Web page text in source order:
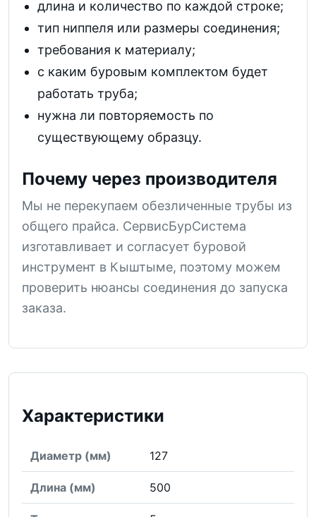
длина и количество по каждой строке;
тип ниппеля или размеры соединения;
требования к материалу;
с каким буровым комплектом будет
работать труба;
нужна ли повторяемость по
существующему образцу.
Почему через производителя
Мы не перекупаем обезличенные трубы из
общего прайса. СервисБурСистема
изготавливает и согласует буровой
инструмент в Кыштыме, поэтому можем
проверить нюансы соединения до запуска
заказа.
Характеристики
Диаметр (мм) 127
Длина (мм) 500